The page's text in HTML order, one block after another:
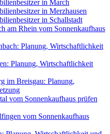
in March
in Merzhausen
in Schallstadt
am Rhein vom Sonnenkaufhaus
Planung, Wirtschaftlichkeit
Planung, Wirtschaftlichkeit
im Breisgau: Planung,
vom Sonnenkaufhaus prüfen
vom Sonnenkaufhaus